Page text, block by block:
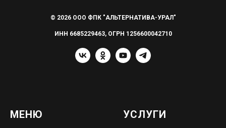
© 2026 ООО ФПК "АЛЬТЕРНАТИВА-УРАЛ"
ИНН 6685229463, ОГРН 1256600042710
МЕНЮ УСЛУГИ